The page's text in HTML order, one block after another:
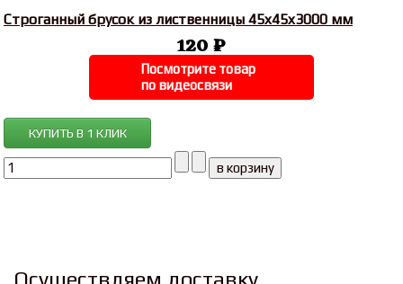
Строганный брусок из лиственницы 45x45x3000 мм
120 ₽
Посмотрите товар
по видеосвязи
КУПИТЬ В 1 КЛИК
Осуществляем доставку